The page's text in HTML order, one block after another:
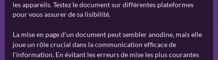
les appareils. Testez le document sur différentes plateformes
pour vous assurer de sa lisibilité.
La mise en page d'un document peut sembler anodine, mais elle
joue un rôle crucial dans la communication efficace de
l'information. En évitant les erreurs de mise les plus courantes